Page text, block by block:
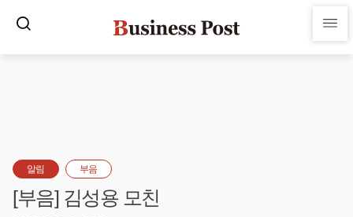
알림 부음
[부음] 김성용 모친